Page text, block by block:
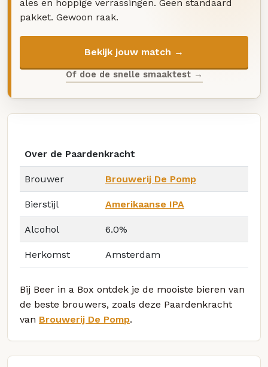
ales en hoppige verrassingen. Geen standaard
pakket. Gewoon raak.
Bekijk jouw match →
Of doe de snelle smaaktest →
Over de Paardenkracht
Brouwer Brouwerij De Pomp
Bierstijl Amerikaanse IPA
Alcohol 6.0%
Herkomst Amsterdam
Bij Beer in a Box ontdek je de mooiste bieren van
de beste brouwers, zoals deze Paardenkracht
van Brouwerij De Pomp.